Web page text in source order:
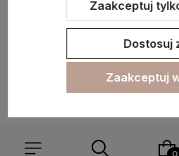
Sklep internetowy Shoper.pl
Zaakceptuj
Dostosuj
Zaakceptuj